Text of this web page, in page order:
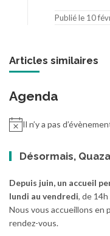
Publié le 10
Articles similaires
Agenda
Il n’y a pas
Désormais,
Depuis juin, un accueil
lundi au vendredi, de 14h
Nous vous accueillons en
rendez-vous.